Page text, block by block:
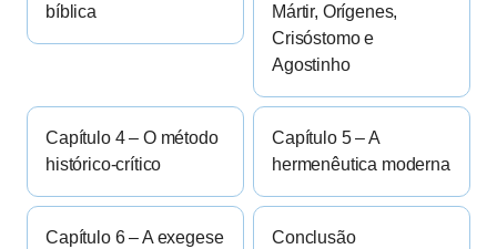
bíblica
Mártir, Orígenes,
Crisóstomo e
Agostinho
Capítulo 4 – O método
histórico-crítico
Capítulo 5 – A
hermenêutica moderna
Capítulo 6 – A exegese
Conclusão